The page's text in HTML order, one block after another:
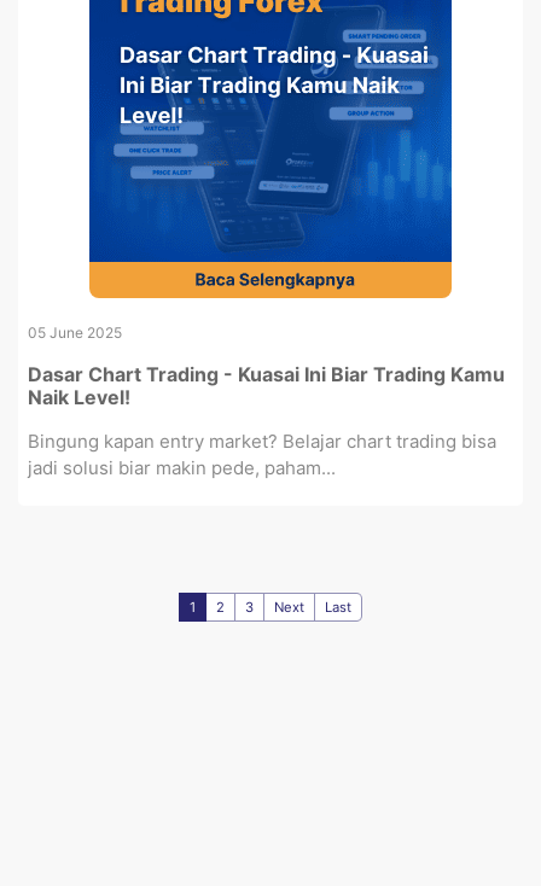
05 June 2025
Dasar Chart Trading - Kuasai Ini Biar Trading Kamu
Naik Level!
Bingung kapan entry market? Belajar chart trading bisa
jadi solusi biar makin pede, paham...
1 2 3 Next Last